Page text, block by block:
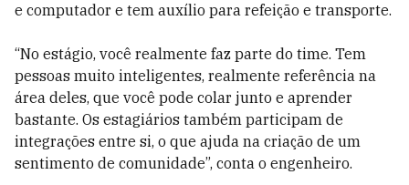
e computador e tem auxílio para refeição e transporte.
“No estágio, você realmente faz parte do time. Tem
pessoas muito inteligentes, realmente referência na
área deles, que você pode colar junto e aprender
bastante. Os estagiários também participam de
integrações entre si, o que ajuda na criação de um
sentimento de comunidade”, conta o engenheiro.